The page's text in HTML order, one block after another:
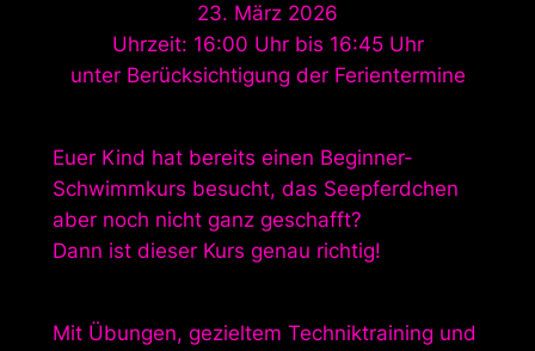
23. März 2026
Uhrzeit: 16:00 Uhr bis 16:45 Uhr
unter Berücksichtigung der Ferientermine
Euer Kind hat bereits einen Beginner-
Schwimmkurs besucht, das Seepferdchen
aber noch nicht ganz geschafft?
Dann ist dieser Kurs genau richtig!
Mit Übungen, gezieltem Techniktraining und